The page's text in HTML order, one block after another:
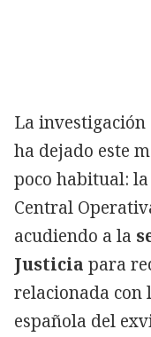
La
ha dejado este
poco habitual:
Central
acudiendo a la
Justicia para
relacionada con
española del